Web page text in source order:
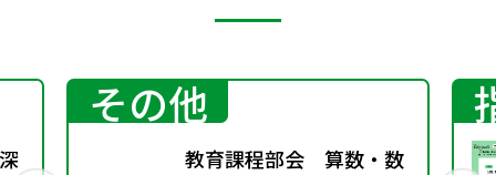
その他
教育課程部会 算数・数